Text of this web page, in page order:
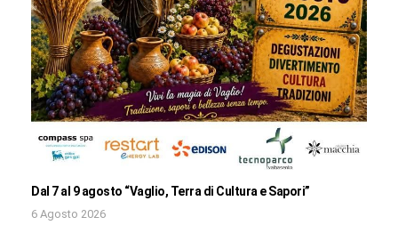
Dal 7 al 9 agosto “Vaglio, Terra di Cultura e Sapori”
6 Agosto 2026